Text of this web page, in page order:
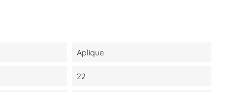
Aplique
22